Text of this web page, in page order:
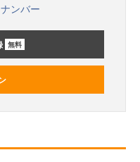
ンバー
無料